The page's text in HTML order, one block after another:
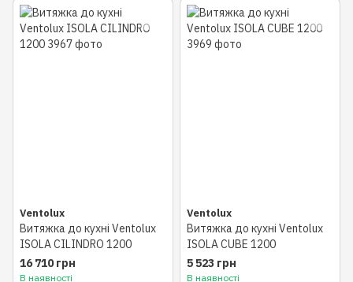
Ventolux
Витяжка до кухні Ventolux
ISOLA CILINDRO 1200
16 710 грн
В наявності
Ventolux
Витяжка до кухні Ventolux
ISOLA CUBE 1200
5 523 грн
В наявності